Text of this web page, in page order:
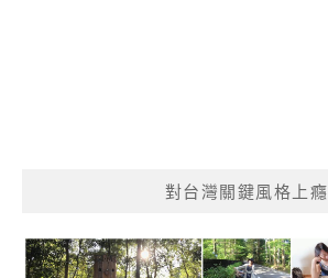
對台灣關鍵風格上癮